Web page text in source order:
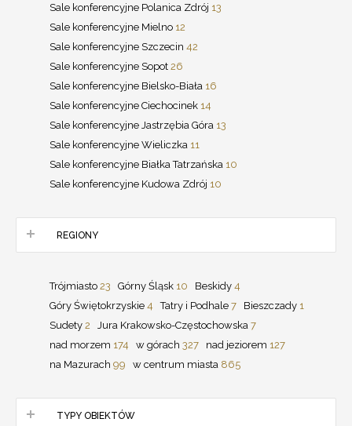
Sale konferencyjne Polanica Zdrój 13
Sale konferencyjne Mielno 12
Sale konferencyjne Szczecin 42
Sale konferencyjne Sopot 26
Sale konferencyjne Bielsko-Biała 16
Sale konferencyjne Ciechocinek 14
Sale konferencyjne Jastrzębia Góra 13
Sale konferencyjne Wieliczka 11
Sale konferencyjne Białka Tatrzańska 10
Sale konferencyjne Kudowa Zdrój 10
REGIONY
Trójmiasto 23 Górny Śląsk 10 Beskidy 4
Góry Świętokrzyskie 4 Tatry i Podhale 7 Bieszczady 1
Sudety 2 Jura Krakowsko-Częstochowska 7
nad morzem 174 w górach 327 nad jeziorem 127
na Mazurach 99 w centrum miasta 865
TYPY OBIEKTÓW